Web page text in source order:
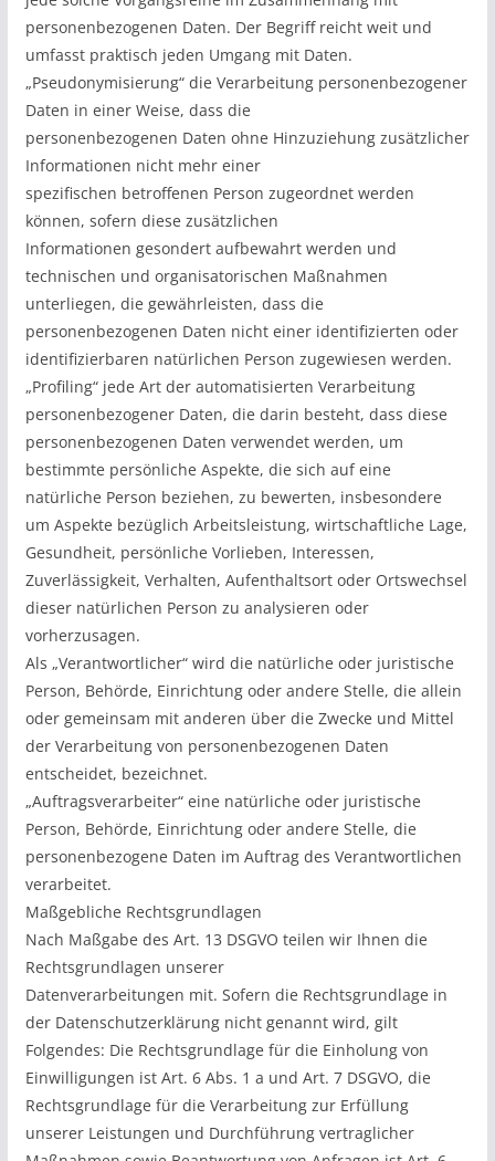
personenbezogenen Daten. Der Begriff reicht weit und
umfasst praktisch jeden Umgang mit Daten.
„Pseudonymisierung“ die Verarbeitung personenbezogener
Daten in einer Weise, dass die
personenbezogenen Daten ohne Hinzuziehung zusätzlicher
Informationen nicht mehr einer
spezifischen betroffenen Person zugeordnet werden
können, sofern diese zusätzlichen
Informationen gesondert aufbewahrt werden und
technischen und organisatorischen Maßnahmen
unterliegen, die gewährleisten, dass die
personenbezogenen Daten nicht einer identifizierten oder
identifizierbaren natürlichen Person zugewiesen werden.
„Profiling“ jede Art der automatisierten Verarbeitung
personenbezogener Daten, die darin besteht, dass diese
personenbezogenen Daten verwendet werden, um
bestimmte persönliche Aspekte, die sich auf eine
natürliche Person beziehen, zu bewerten, insbesondere
um Aspekte bezüglich Arbeitsleistung, wirtschaftliche Lage,
Gesundheit, persönliche Vorlieben, Interessen,
Zuverlässigkeit, Verhalten, Aufenthaltsort oder Ortswechsel
dieser natürlichen Person zu analysieren oder
vorherzusagen.
Als „Verantwortlicher“ wird die natürliche oder juristische
Person, Behörde, Einrichtung oder andere Stelle, die allein
oder gemeinsam mit anderen über die Zwecke und Mittel
der Verarbeitung von personenbezogenen Daten
entscheidet, bezeichnet.
„Auftragsverarbeiter“ eine natürliche oder juristische
Person, Behörde, Einrichtung oder andere Stelle, die
personenbezogene Daten im Auftrag des Verantwortlichen
verarbeitet.
Maßgebliche Rechtsgrundlagen
Nach Maßgabe des Art. 13 DSGVO teilen wir Ihnen die
Rechtsgrundlagen unserer
Datenverarbeitungen mit. Sofern die Rechtsgrundlage in
der Datenschutzerklärung nicht genannt wird, gilt
Folgendes: Die Rechtsgrundlage für die Einholung von
Einwilligungen ist Art. 6 Abs. 1 a und Art. 7 DSGVO, die
Rechtsgrundlage für die Verarbeitung zur Erfüllung
unserer Leistungen und Durchführung vertraglicher